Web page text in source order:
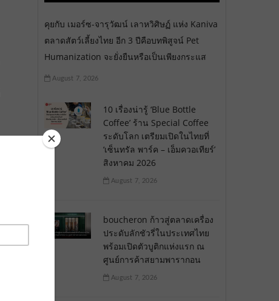
คุยกับ เมอร์ซ-จารุวัฒน์ เลาหวิศิษฏ์ แห่ง Kaniva
ตลาดสัตว์เลี้ยงไทย อีก 3 ปีคือบทพิสูจน์ Pet
Humanization จะยั่งยืนหรือเป็นเพียงกระแส
August 7, 2026
10 เรื่องน่ารู้ ‘Blue Bottle
Coffee’ ร้าน Special Coffee
ระดับโลก เตรียมเปิดในไทยที่
‘เซ็นทรัล พาร์ค – เอ็มควอเทียร์’
สิงหาคม 2026
August 7, 2026
boucheron ก้าวสู่ตลาดเครื่อง
ประดับลักชัวรี่ในประเทศไทย
พร้อมเปิดตัวบูติกแห่งแรก ณ
ศูนย์การค้าสยามพารากอน
August 7, 2026